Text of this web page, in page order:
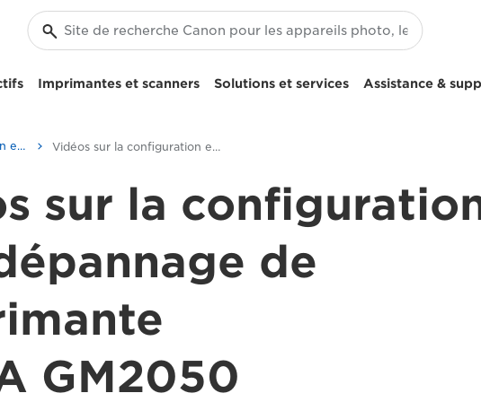
Imprimantes et scanners Solutions et services Assistance &
Vidéos sur la configuration et le dépannage Vidéos sur la configuration et le dépannage de l'imprimante PIXMA GM2050
sur la
de
GM2050